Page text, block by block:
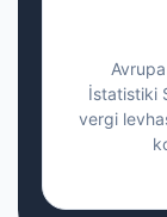
İstatistiki
vergi